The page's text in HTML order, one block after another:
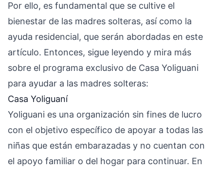
Por ello, es fundamental que se cultive el
bienestar de las madres solteras, así como la
ayuda residencial, que serán abordadas en este
artículo. Entonces, sigue leyendo y mira más
sobre el programa exclusivo de Casa Yoliguani
para ayudar a las madres solteras:
Casa Yoliguaní
Yoliguani es una organización sin fines de lucro
con el objetivo específico de apoyar a todas las
niñas que están embarazadas y no cuentan con
el apoyo familiar o del hogar para continuar. En